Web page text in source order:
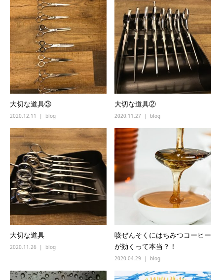
大切な道具③
2020.12.11 blog
大切な道具②
2020.11.27 blog
大切な道具
2020.11.26 blog
咳ぜんそくにはちみつコーヒー
が効くって本当？！
2020.04.29 blog